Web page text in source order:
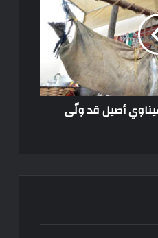
أصيل قد ولّى